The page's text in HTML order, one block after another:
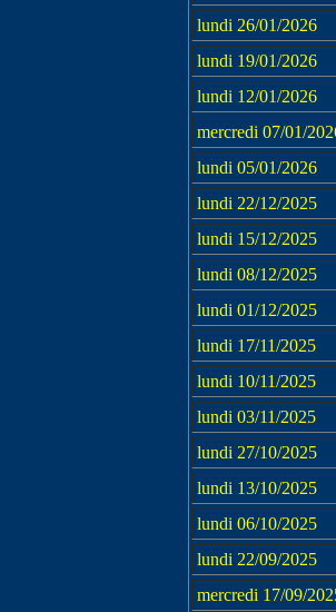
lundi 26/01/2026
lundi 19/01/2026
lundi 12/01/2026
mercredi 07/01/
lundi 05/01/2026
lundi 22/12/2025
lundi 15/12/2025
lundi 08/12/2025
lundi 01/12/2025
lundi 17/11/2025
lundi 10/11/2025
lundi 03/11/2025
lundi 27/10/2025
lundi 13/10/2025
lundi 06/10/2025
lundi 22/09/2025
mercredi 17/09/